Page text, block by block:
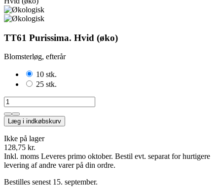
TT61 Purissima. Hvid (øko)
Blomsterløg, efterår
10 stk.
25 stk.
Læg i indkøbskurv
Ikke på lager
128,75 kr.
Inkl. moms Leveres primo oktober. Bestil evt. separat for hurtigere
levering af andre varer på din ordre.
Bestilles senest 15. september.